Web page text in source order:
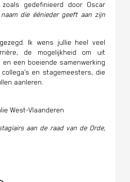
gedefinieerd door Oscar
die éénieder geeft aan zijn
Ik wens jullie heel veel
de mogelijkheid om uit
een boeiende samenwerking
en stagemeesters, die
aanleren.
West-Vlaanderen
aan de raad van de Orde,